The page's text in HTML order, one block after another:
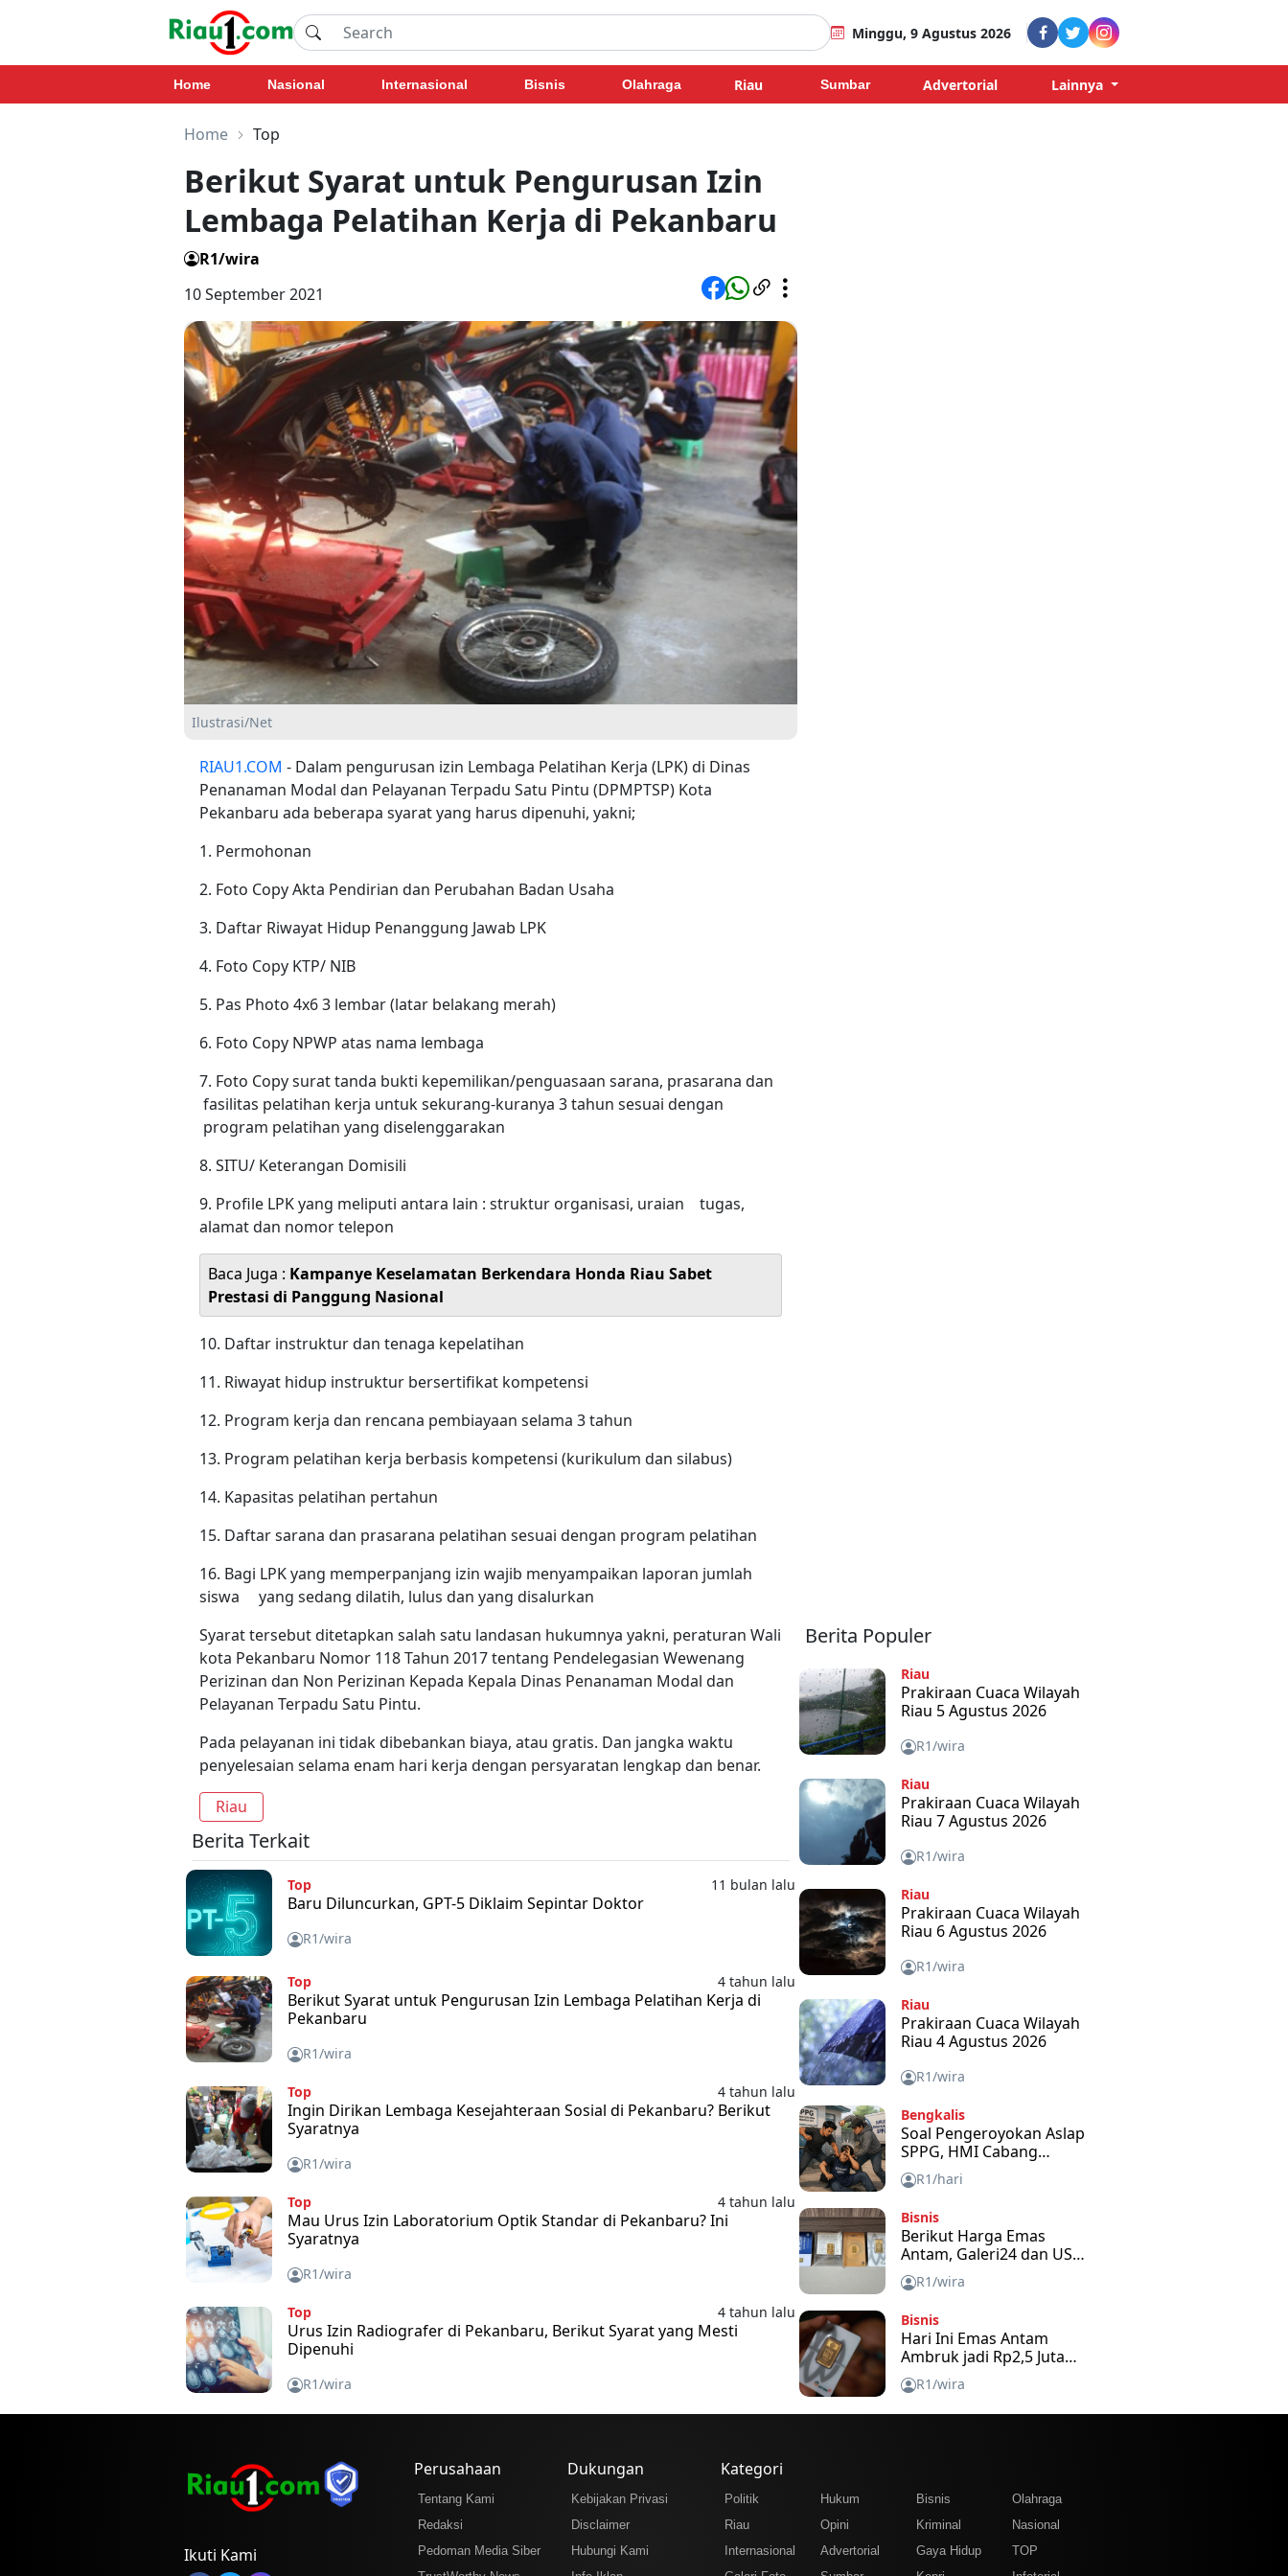
Minggu, 9 Agustus 2026
Home Nasional Internasional Bisnis Olahraga Riau Sumbar Advertorial Lainnya
Home Top
Berikut Syarat untuk Pengurusan Izin
Lembaga Pelatihan Kerja di Pekanbaru
R1/wira
10 September 2021
Ilustrasi/Net
RIAU1.COM - Dalam pengurusan izin Lembaga Pelatihan Kerja (LPK) di Dinas
Penanaman Modal dan Pelayanan Terpadu Satu Pintu (DPMPTSP) Kota
Pekanbaru ada beberapa syarat yang harus dipenuhi, yakni;
1. Permohonan
2. Foto Copy Akta Pendirian dan Perubahan Badan Usaha
3. Daftar Riwayat Hidup Penanggung Jawab LPK
4. Foto Copy KTP/ NIB
5. Pas Photo 4x6 3 lembar (latar belakang merah)
6. Foto Copy NPWP atas nama lembaga
7. Foto Copy surat tanda bukti kepemilikan/penguasaan sarana, prasarana dan
fasilitas pelatihan kerja untuk sekurang-kuranya 3 tahun sesuai dengan
program pelatihan yang diselenggarakan
8. SITU/ Keterangan Domisili
9. Profile LPK yang meliputi antara lain : struktur organisasi, uraian tugas,
alamat dan nomor telepon
Baca Juga : Kampanye Keselamatan Berkendara Honda Riau Sabet
Prestasi di Panggung Nasional
10. Daftar instruktur dan tenaga kepelatihan
11. Riwayat hidup instruktur bersertifikat kompetensi
12. Program kerja dan rencana pembiayaan selama 3 tahun
13. Program pelatihan kerja berbasis kompetensi (kurikulum dan silabus)
14. Kapasitas pelatihan pertahun
15. Daftar sarana dan prasarana pelatihan sesuai dengan program pelatihan
16. Bagi LPK yang memperpanjang izin wajib menyampaikan laporan jumlah
siswa yang sedang dilatih, lulus dan yang disalurkan
Syarat tersebut ditetapkan salah satu landasan hukumnya yakni, peraturan Wali
kota Pekanbaru Nomor 118 Tahun 2017 tentang Pendelegasian Wewenang
Perizinan dan Non Perizinan Kepada Kepala Dinas Penanaman Modal dan
Pelayanan Terpadu Satu Pintu.
Pada pelayanan ini tidak dibebankan biaya, atau gratis. Dan jangka waktu
penyelesaian selama enam hari kerja dengan persyaratan lengkap dan benar.
Riau
Berita Terkait
Top 11 bulan lalu
Baru Diluncurkan, GPT-5 Diklaim Sepintar Doktor
R1/wira
Top 4 tahun lalu
Berikut Syarat untuk Pengurusan Izin Lembaga Pelatihan Kerja di
Pekanbaru
R1/wira
Top 4 tahun lalu
Ingin Dirikan Lembaga Kesejahteraan Sosial di Pekanbaru? Berikut
Syaratnya
R1/wira
Top 4 tahun lalu
Mau Urus Izin Laboratorium Optik Standar di Pekanbaru? Ini
Syaratnya
R1/wira
Top 4 tahun lalu
Urus Izin Radiografer di Pekanbaru, Berikut Syarat yang Mesti
Dipenuhi
R1/wira
Berita Populer
Riau
Prakiraan Cuaca Wilayah
Riau 5 Agustus 2026
R1/wira
Riau
Prakiraan Cuaca Wilayah
Riau 7 Agustus 2026
R1/wira
Riau
Prakiraan Cuaca Wilayah
Riau 6 Agustus 2026
R1/wira
Riau
Prakiraan Cuaca Wilayah
Riau 4 Agustus 2026
R1/wira
Bengkalis
Soal Pengeroyokan Aslap
SPPG, HMI Cabang
Bengkalis Kecam dan
Minta APH Usut Tuntas
R1/hari
Bisnis
Berikut Harga Emas
Antam, Galeri24 dan USB
Hari Ini
R1/wira
Bisnis
Hari Ini Emas Antam
Ambruk jadi Rp2,5 Juta
per Gram
R1/wira
Ikuti Kami
Perusahaan
Tentang Kami
Redaksi
Pedoman Media Siber
Dukungan
Kebijakan Privasi
Disclaimer
Hubungi Kami
Kategori
Politik Hukum Bisnis
Olahraga
Riau
Opini Kriminal
Nasional
Internasional
Advertorial Gaya Hidup
TOP